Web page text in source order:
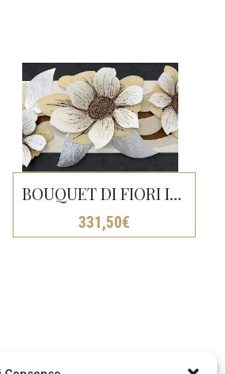
BOUQUET DI FIORI IN 3D
331,50€